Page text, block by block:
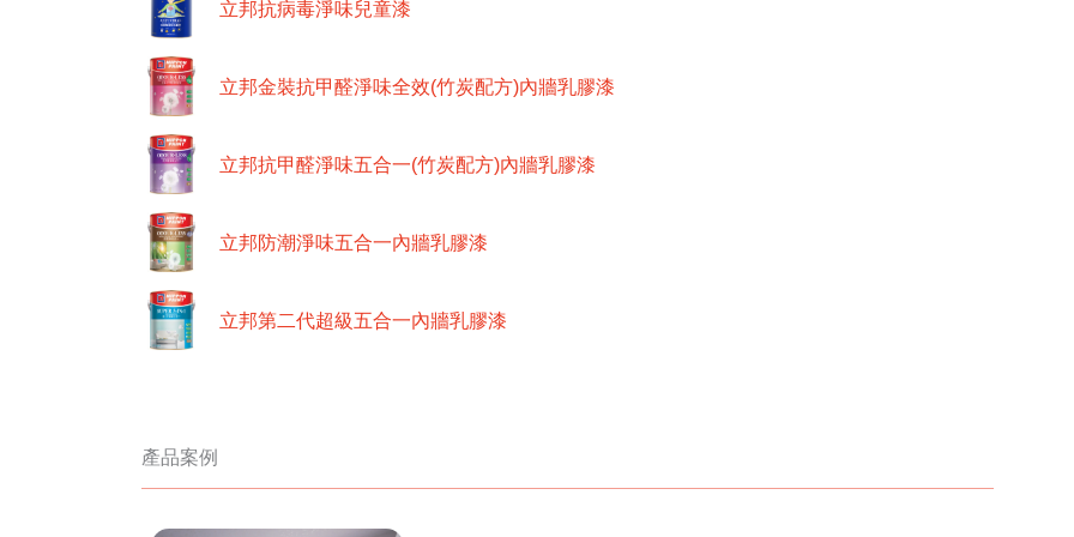
立邦抗病毒淨味兒童漆
立邦金裝抗甲醛淨味全效(竹炭配方)內牆乳膠漆
立邦抗甲醛淨味五合一(竹炭配方)內牆乳膠漆
立邦防潮淨味五合一內牆乳膠漆
立邦第二代超級五合一內牆乳膠漆
產品案例